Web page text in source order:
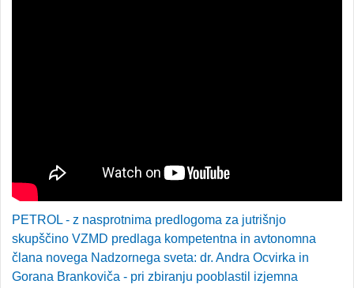
PETROL - z nasprotnima predlogoma za jutrišnjo
skupščino VZMD predlaga kompetentna in avtonomna
člana novega Nadzornega sveta: dr. Andra Ocvirka in
Gorana Brankoviča - pri zbiranju pooblastil izjemna